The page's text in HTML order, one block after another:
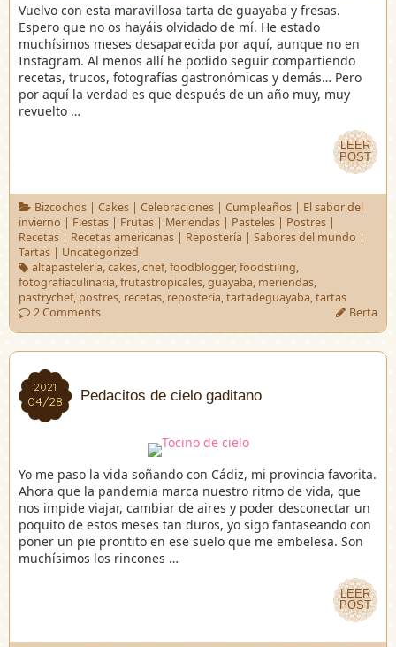
Vuelvo con esta maravillosa tarta de guayaba y fresas.
Espero que no os hayáis olvidado de mí. He estado
muchísimos meses desaparecida por aquí, aunque no en
Instagram. Al menos allí he podido seguir compartiendo
recetas, trucos, fotografías gastronómicas y demás… Pero
por aquí la verdad es que después de un año muy, muy
revuelto …
LEER
POST
LEER
POST
Bizcochos| Cakes| Celebraciones| Cumpleaños| El sabor del
invierno | Fiestas | Frutas | Meriendas | Pasteles | Postres |
Recetas | Recetas americanas | Repostería | Sabores del mundo |
Tartas | Uncategorized
altapastelería,cakes,chef,foodblogger,foodstiling,
fotografíaculinaria,frutastropicales,guayaba, meriendas,
pastrychef, postres, recetas, repostería,tartadeguayaba,tartas
2 Comments
Berta
2021
04/28
2021
04/28 Pedacitos de cielo gaditano
Yo me paso la vida soñando con Cádiz, mi provincia favorita.
Ahora que la pandemia marca nuestro ritmo de vida, que
nos impide viajar, cambiar de aires y poder desconectar un
poquito de estos meses tan duros, yo sigo fantaseando con
poner un pie prontito en ese suelo que me embelesa. Son
muchísimos los rincones …
LEER
POST
LEER
POST